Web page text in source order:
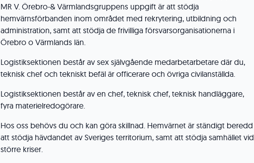
MR V. Örebro-& Värmlandsgruppens uppgift är att stödja
hemvärnsförbanden inom området med rekrytering, utbildning och
administration, samt att stödja de frivilliga försvarsorganisationerna i
Örebro o Värmlands län.
Logistiksektionen består av sex självgående medarbetarbetare där du,
teknisk chef och tekniskt befäl är officerare och övriga civilanställda.
Logistiksektionen består av en chef, teknisk chef, teknisk handläggare,
fyra materielredogörare.
Hos oss behövs du och kan göra skillnad. Hemvärnet är ständigt beredd
att stödja hävdandet av Sveriges territorium, samt att stödja samhället vid
större kriser.